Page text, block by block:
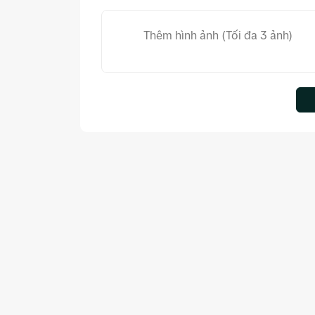
Thêm hình ảnh (Tối đa 3 ảnh)